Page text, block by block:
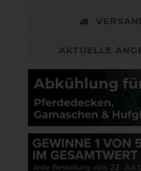
AKTUELLE